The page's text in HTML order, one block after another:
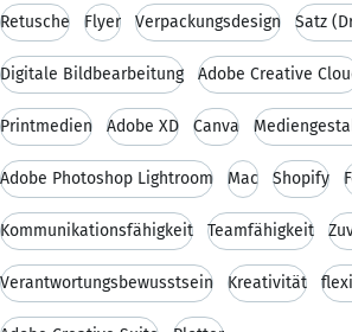
Retusche Flyer Verpackungsdesign Satz
Digitale Bildbearbeitung Adobe Creative
Printmedien Adobe XD Canva
Adobe Photoshop Lightroom Mac Shopify
Kommunikationsfähigkeit Teamfähigkeit
Verantwortungsbewusstsein Kreativität